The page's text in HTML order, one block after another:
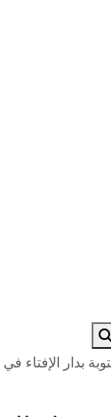
بدار الإفتاء